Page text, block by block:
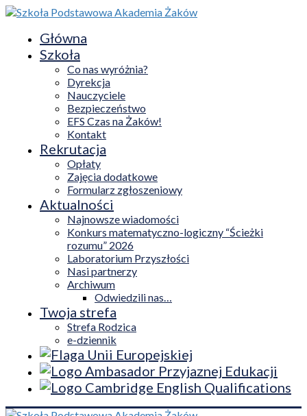
Główna
Szkoła
Co nas wyróżnia?
Dyrekcja
Nauczyciele
Bezpieczeństwo
EFS Czas na Żaków!
Kontakt
Rekrutacja
Opłaty
Zajęcia dodatkowe
Formularz zgłoszeniowy
Aktualności
Najnowsze wiadomości
Konkurs matematyczno-logiczny “Ścieżki
rozumu” 2026
Laboratorium Przyszłości
Nasi partnerzy
Archiwum
Odwiedzili nas…
Twoja strefa
Strefa Rodzica
e-dziennik